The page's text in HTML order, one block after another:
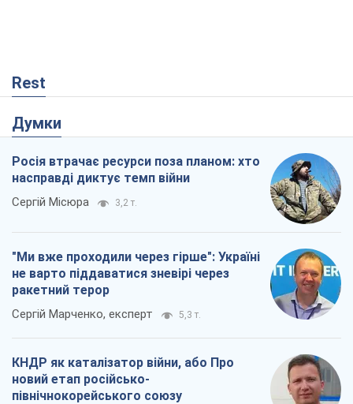
Rest
Думки
Росія втрачає ресурси поза планом: хто
насправді диктує темп війни
Сергій Місюра 3,2 т.
"Ми вже проходили через гірше": Україні
не варто піддаватися зневірі через
ракетний терор
Сергій Марченко, експерт 5,3 т.
КНДР як каталізатор війни, або Про
новий етап російсько-
північнокорейського союзу